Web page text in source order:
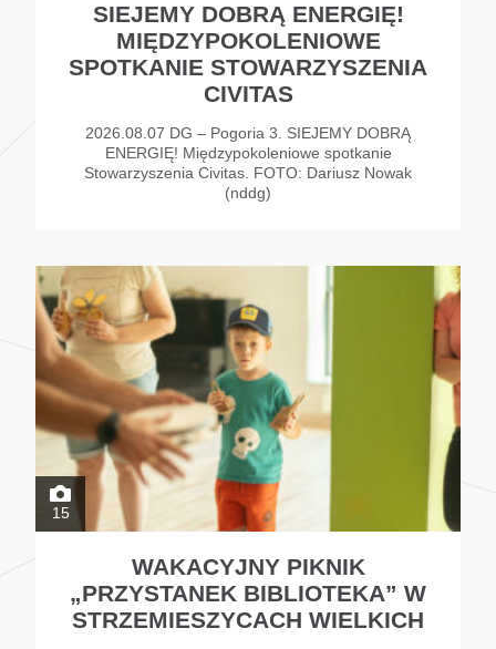
SIEJEMY DOBRĄ ENERGIĘ!
MIĘDZYPOKOLENIOWE
SPOTKANIE STOWARZYSZENIA
CIVITAS
2026.08.07 DG – Pogoria 3. SIEJEMY DOBRĄ
ENERGIĘ! Międzypokoleniowe spotkanie
Stowarzyszenia Civitas. FOTO: Dariusz Nowak
(nddg)
15
WAKACYJNY PIKNIK
„PRZYSTANEK BIBLIOTEKA” W
STRZEMIESZYCACH WIELKICH